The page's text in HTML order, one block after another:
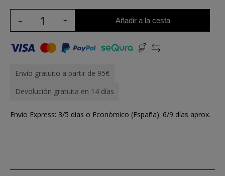
Añadir a la cesta
Envío gratuito a partir de 95€
Devolución gratuita en 14 días
Envío Express: 3/5 días o Económico (España): 6/9 días aprox.